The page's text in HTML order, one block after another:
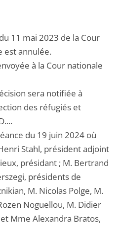
11 mai 2023 de la Cour
est annulée.
à la Cour nationale
sera notifiée à
des réfugiés et
du 19 juin 2024 où
Stahl, président adjoint
présidant ; M. Bertrand
présidents de
M. Nicolas Polge, M.
Noguellou, M. Didier
Mme Alexandra Bratos,